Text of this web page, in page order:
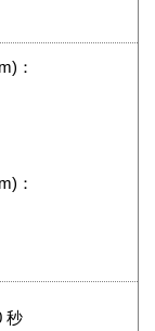
：
：
秒